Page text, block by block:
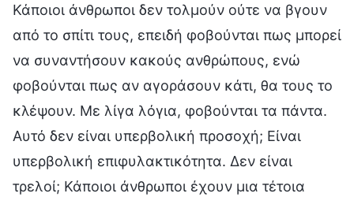
Κάποιοι άνθρωποι δεν τολμούν ούτε να βγουν
από το σπίτι τους, επειδή φοβούνται πως μπορεί
να συναντήσουν κακούς ανθρώπους, ενώ
φοβούνται πως αν αγοράσουν κάτι, θα τους το
κλέψουν. Με λίγα λόγια, φοβούνται τα πάντα.
Αυτό δεν είναι υπερβολική προσοχή; Είναι
υπερβολική επιφυλακτικότητα. Δεν είναι
τρελοί; Κάποιοι άνθρωποι έχουν μια τέτοια